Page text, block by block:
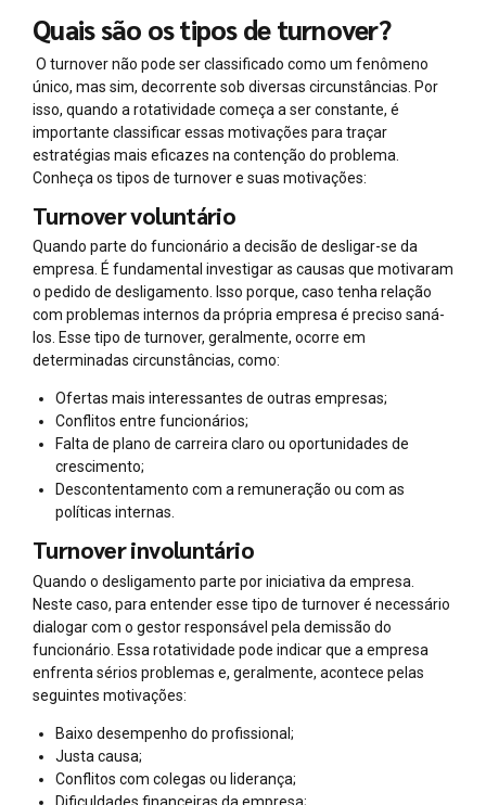
Quais são os tipos de turnover?
O turnover não pode ser classificado como um fenômeno
único, mas sim, decorrente sob diversas circunstâncias. Por
isso, quando a rotatividade começa a ser constante, é
importante classificar essas motivações para traçar
estratégias mais eficazes na contenção do problema.
Conheça os tipos de turnover e suas motivações:
Turnover voluntário
Quando parte do funcionário a decisão de desligar-se da
empresa. É fundamental investigar as causas que motivaram
o pedido de desligamento. Isso porque, caso tenha relação
com problemas internos da própria empresa é preciso saná-
los. Esse tipo de turnover, geralmente, ocorre em
determinadas circunstâncias, como:
Ofertas mais interessantes de outras empresas;
Conflitos entre funcionários;
Falta de plano de carreira claro ou oportunidades de
crescimento;
Descontentamento com a remuneração ou com as
políticas internas.
Turnover involuntário
Quando o desligamento parte por iniciativa da empresa.
Neste caso, para entender esse tipo de turnover é necessário
dialogar com o gestor responsável pela demissão do
funcionário. Essa rotatividade pode indicar que a empresa
enfrenta sérios problemas e, geralmente, acontece pelas
seguintes motivações:
Baixo desempenho do profissional;
Justa causa;
Conflitos com colegas ou liderança;
Dificuldades financeiras da empresa;